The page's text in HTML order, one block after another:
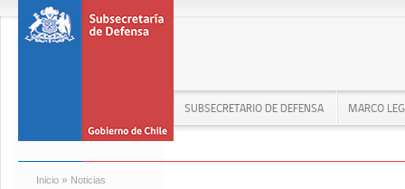
SUBSECRETARIO DE DEFENSA MARCO
Inicio » Noticias